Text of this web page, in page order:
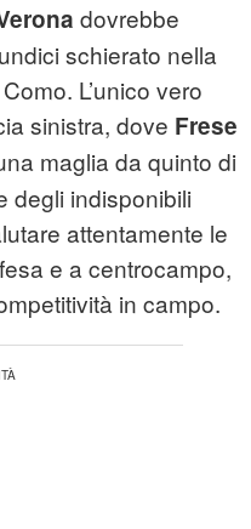
dovrebbe
schierato nella
L’unico vero
sinistra, dove Frese
maglia da quinto di
degli indisponibili
attentamente le
e a centrocampo,
in campo.